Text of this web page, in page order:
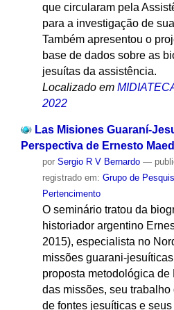
que circularam pela
para a investigação de
Também apresentou o
base de dados sobre as
jesuítas da assistência.
Localizado em
2022
Las Misiones Guaraní-
Perspectiva de Ernesto
por Sergio R V Bernardo —
registrado em: Grupo de
Pertencimento
O seminário tratou da
historiador argentino
2015), especialista no
missões guarani-
proposta metodológica de
das missões, seu
de fontes jesuíticas e